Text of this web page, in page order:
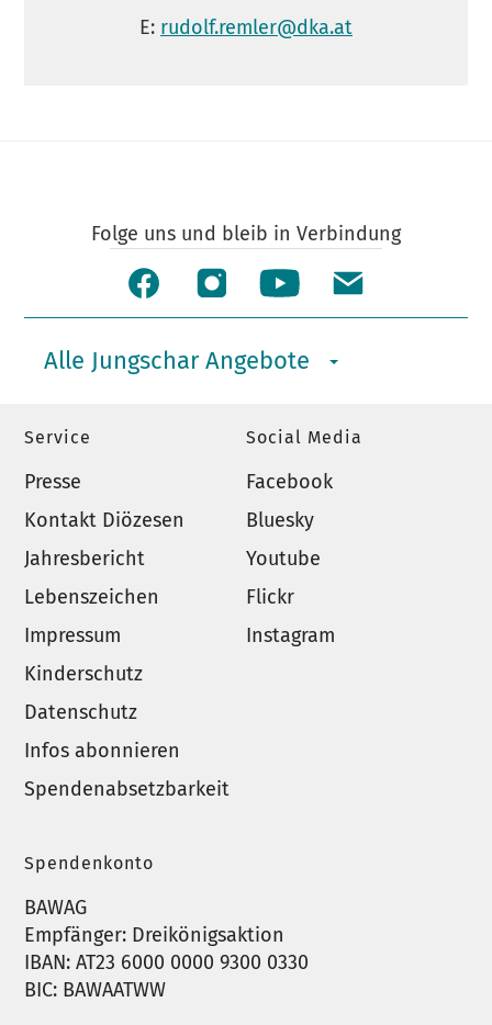
E: rudolf.remler@dka.at
Folge uns und bleib in Verbindung
Alle Jungschar Angebote
Service
Presse
Kontakt Diözesen
Jahresbericht
Lebenszeichen
Impressum
Kinderschutz
Datenschutz
Infos abonnieren
Spendenabsetzbarkeit
Social Media
Facebook
Bluesky
Youtube
Flickr
Instagram
Spendenkonto
BAWAG
Empfänger: Dreikönigsaktion
IBAN: AT23 6000 0000 9300 0330
BIC: BAWAATWW